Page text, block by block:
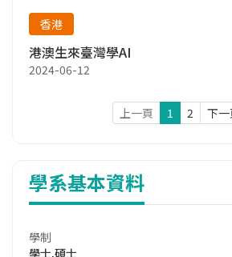
香港
港澳生來臺灣學AI
2024-06-12
上一頁 1 2 下一
學系基本資料
學制
學士,碩士